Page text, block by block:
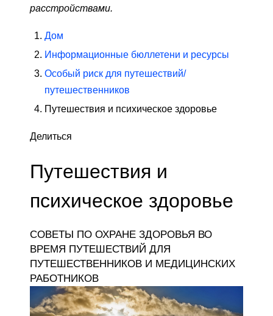
расстройствами.
Дом
Информационные бюллетени и ресурсы
Особый риск для путешествий/
путешественников
Путешествия и психическое здоровье
Делиться
Путешествия и
психическое здоровье
СОВЕТЫ ПО ОХРАНЕ ЗДОРОВЬЯ ВО
ВРЕМЯ ПУТЕШЕСТВИЙ ДЛЯ
ПУТЕШЕСТВЕННИКОВ И МЕДИЦИНСКИХ
РАБОТНИКОВ